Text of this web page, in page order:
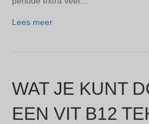
Lees meer
WAT JE KUNT
EEN VIT B12